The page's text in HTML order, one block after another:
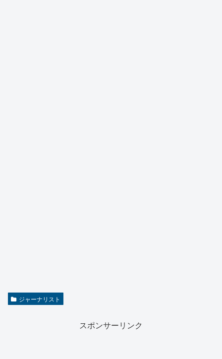
ジャーナリスト
スポンサーリンク